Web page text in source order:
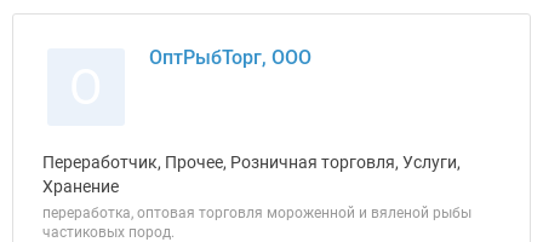
ОптРыбТорг, ООО
Переработчик, Прочее, Розничная торговля, Услуги,
Хранение
переработка, оптовая торговля мороженной и вяленой рыбы
частиковых пород.